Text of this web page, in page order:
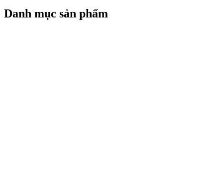
Danh mục sản phẩm